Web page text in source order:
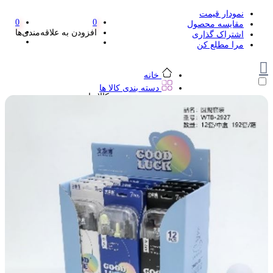
نمودار قیمت
مقایسه محصول
اشتراک گذاری
مرا مطلع کن
0
افزودن به علاقه‌مندی‌ها
0
خانه
دسته بندی کالا ها
دسته بندی کالا ها
مداد تراش
اتود و نوک
روان نویس فانتزی
خودکار و خودکار فشاری
ماژیک ها
دفترچه یادداشت
استیکر
استیک نوت
خط کش و گونیا
کیف غذا
کوله پشتی
چسب
کاتر فانتزی
بوک مارک
ماشین حساب